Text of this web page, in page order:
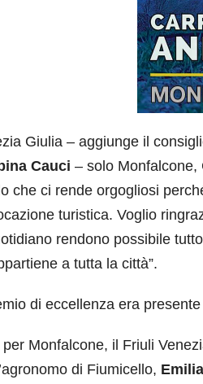
Giulia – aggiunge il
Cauci – solo Monfalcone,
che ci rende orgogliosi
turistica. Voglio
rendono possibile
a tutta la città”.
di eccellenza era
Monfalcone, il Friuli
di Fiumicello,